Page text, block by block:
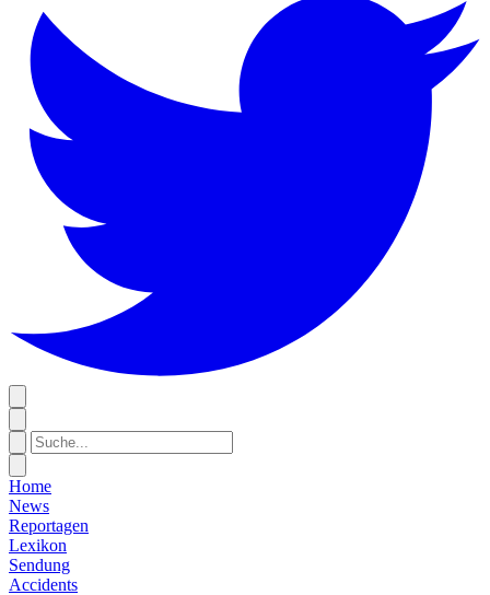
Home
News
Reportagen
Lexikon
Sendung
Accidents